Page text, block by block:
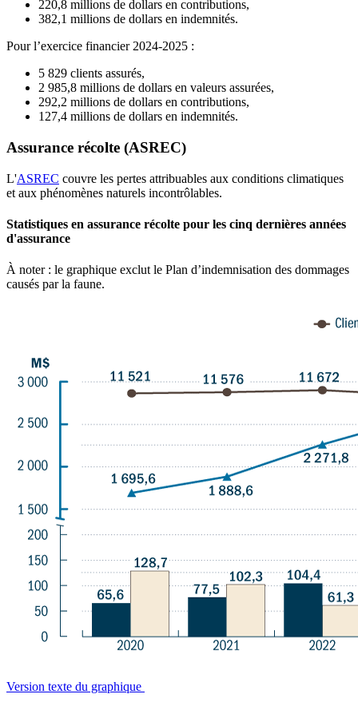
220,8 millions de dollars en contributions,
382,1 millions de dollars en indemnités.
Pour l’exercice financier 2024-2025 :
5 829 clients assurés,
2 985,8 millions de dollars en valeurs assurées,
292,2 millions de dollars en contributions,
127,4 millions de dollars en indemnités.
Assurance récolte (ASREC)
L'ASREC couvre les pertes attribuables aux conditions climatiques
et aux phénomènes naturels incontrôlables.
Statistiques en assurance récolte pour les cinq dernières années
d'assurance
À noter : le graphique exclut le Plan d’indemnisation des dommages
causés par la faune.
Version texte du graphique